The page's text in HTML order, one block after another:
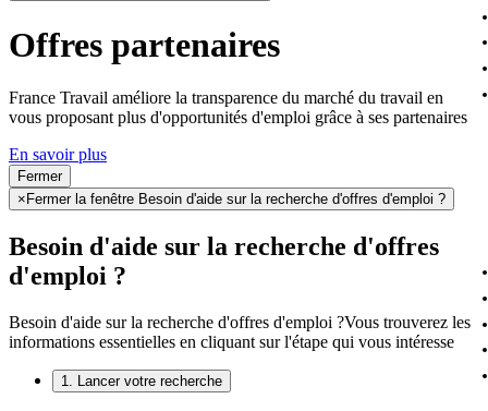
Offres partenaires
France Travail améliore la transparence du marché du travail en
vous proposant plus d'opportunités d'emploi grâce à ses partenaires
En savoir plus
Fermer
× Fermer la fenêtre Besoin d'aide sur la recherche d'offres d'emploi ?
Besoin d'aide sur la recherche d'offres
d'emploi ?
Besoin d'aide sur la recherche d'offres d'emploi ?Vous trouverez les
informations essentielles en cliquant sur l'étape qui vous intéresse
1. Lancer votre recherche